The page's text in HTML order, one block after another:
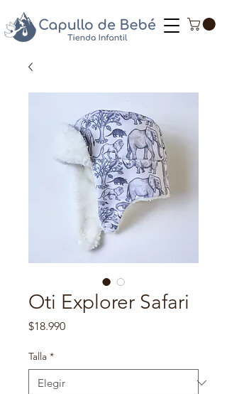
Oti Explorer Safari
$18.990Precio
Talla *